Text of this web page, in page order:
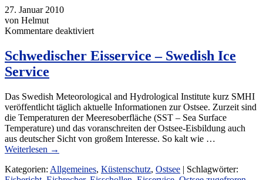
27. Januar 2010
von Helmut
Kommentare deaktiviertfür
Eisservice
–
Service
Schwedischer Eisservice – Swedish Ice
Service
Das Swedish Meteorological and Hydrological Institute kurz SMHI
veröffentlicht täglich aktuelle Informationen zur Ostsee. Zurzeit sind
die Temperaturen der Meeresoberfläche (SST – Sea Surface
Temperature) und das voranschreiten der Ostsee-Eisbildung auch
aus deutscher Sicht von großem Interesse. So kalt wie …
Weiterlesen →
Kategorien: Allgemeines, Küstenschutz, Ostsee | Schlagwörter: